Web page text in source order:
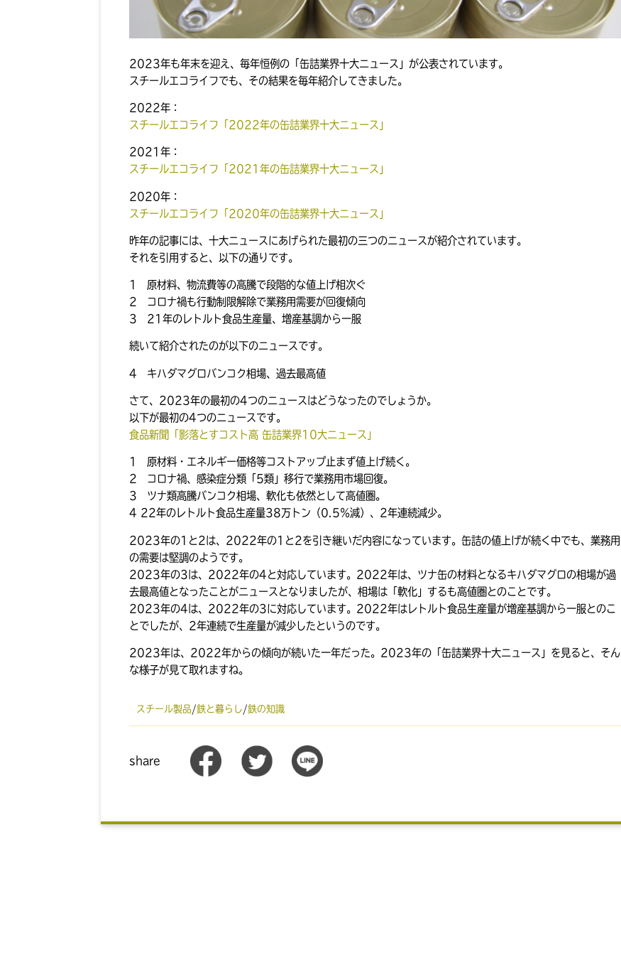
2023年も年末を迎え、毎年恒例の「缶詰業界十大ニュース」が公表されています。
スチールエコライフでも、その結果を毎年紹介してきました。
2022年：
スチールエコライフ「2022年の缶詰業界十大ニュース」
2021年：
スチールエコライフ「2021年の缶詰業界十大ニュース」
2020年：
スチールエコライフ「2020年の缶詰業界十大ニュース」
昨年の記事には、十大ニュースにあげられた最初の三つのニュースが紹介されています。
それを引用すると、以下の通りです。
1 原材料、物流費等の高騰で段階的な値上げ相次ぐ
2 コロナ禍も行動制限解除で業務用需要が回復傾向
3 21年のレトルト食品生産量、増産基調から一服
続いて紹介されたのが以下のニュースです。
4 キハダマグロバンコク相場、過去最高値
さて、2023年の最初の4つのニュースはどうなったのでしょうか。
以下が最初の4つのニュースです。
食品新聞「影落とすコスト高 缶詰業界10大ニュース」
1 原材料・エネルギー価格等コストアップ止まず値上げ続く。
2 コロナ禍、感染症分類「5類」移行で業務用市場回復。
3 ツナ類高騰バンコク相場、軟化も依然として高値圏。
4 22年のレトルト食品生産量38万トン（0.5％減）、2年連続減少。
2023年の1と2は、2022年の1と2を引き継いだ内容になっています。缶詰の値上げが続く中でも、業務用
の需要は堅調のようです。
2023年の3は、2022年の4と対応しています。2022年は、ツナ缶の材料となるキハダマグロの相場が過
去最高値となったことがニュースとなりましたが、相場は「軟化」するも高値圏とのことです。
2023年の4は、2022年の3に対応しています。2022年はレトルト食品生産量が増産基調から一服とのこ
とでしたが、2年連続で生産量が減少したというのです。
2023年は、2022年からの傾向が続いた一年だった。2023年の「缶詰業界十大ニュース」を見ると、そん
な様子が見て取れますね。
スチール製品 /鉄と暮らし /鉄の知識
share